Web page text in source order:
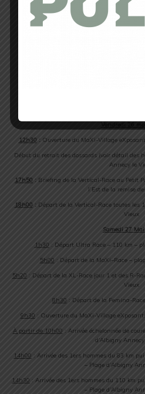
Une des plus belles vallées
www.ubaye-
12h30 :Ouverture du MaXi-Village
Début du retrait des dossards (voir détail des
Annecy le
17h50 : Briefing de la Vertical-Race au Petit
l’Est de la remise
18h00 : Départ de la Vertical-Racetoutes les
Vieux
Samedi 27
1h30 : Départ Ultra Race– 110 km –
5h00 : Départ de la MaXi–Race–
5h20 : Départ de la XL-Racejour 1 et des R-
Vieux
8h30 : Départ de la Femina-Race
9h30 : Ouverture du MaXi-Village
À partir de 10h00 : Arrivée échelonnée de
d’Albigny
14h00 : Arrivée des 1ers hommes du 83 km
– Plage d’Albigny
14h30 : Arrivée des 1ers hommes du 110 km
– Plage d’Albigny